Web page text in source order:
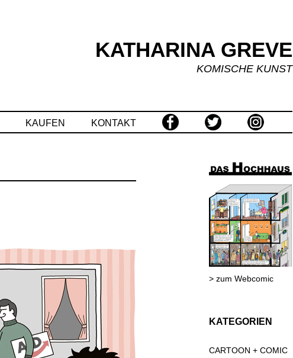
KATHARINA GREVE
KOMISCHE KUNST
KAUFEN KONTAKT
> zum Webcomic
KATEGORIEN
CARTOON + COMIC